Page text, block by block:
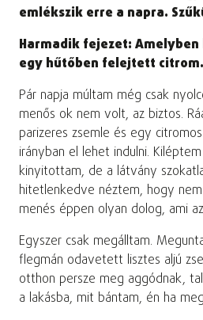
emlékszik erre a napra.
Harmadik fejezet:
egy hűtőben felejtett citrom.
Pár napja múltam még csak
menős ok nem volt, az biztos.
parizeres zsemle és egy
irányban el lehet indulni.
kinyitottam, de a látvány
hitetlenkedve néztem, hogy
menés éppen olyan dolog, ami
Egyszer csak megálltam.
flegmán odavetett lisztes aljú
otthon persze meg aggódnak,
a lakásba, mit bántam, én ha